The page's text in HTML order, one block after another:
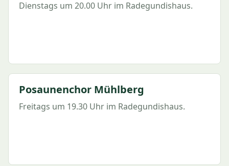
Dienstags um 20.00 Uhr im Radegundishaus.
Posaunenchor Mühlberg
Freitags um 19.30 Uhr im Radegundishaus.